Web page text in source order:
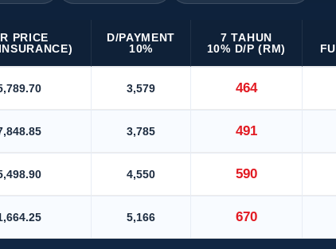
PRICE
D/PAYMENT
10%
7 TAHUN
10% D/P (RM)
3,579 464
3,785 491
4,550 590
5,166 670